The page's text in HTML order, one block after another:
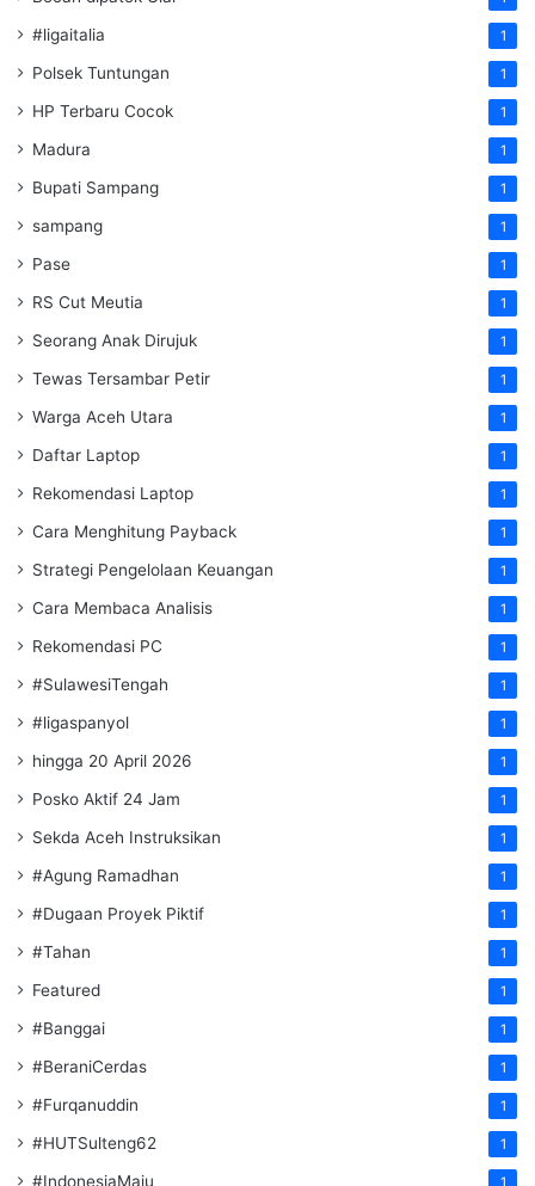
#ligaitalia 1
Polsek Tuntungan 1
HP Terbaru Cocok 1
Madura 1
Bupati Sampang 1
sampang 1
Pase 1
RS Cut Meutia 1
Seorang Anak Dirujuk 1
Tewas Tersambar Petir 1
Warga Aceh Utara 1
Daftar Laptop 1
Rekomendasi Laptop 1
Cara Menghitung Payback 1
Strategi Pengelolaan Keuangan 1
Cara Membaca Analisis 1
Rekomendasi PC 1
#SulawesiTengah 1
#ligaspanyol 1
hingga 20 April 2026 1
Posko Aktif 24 Jam 1
Sekda Aceh Instruksikan 1
#Agung Ramadhan 1
#Dugaan Proyek Piktif 1
#Tahan 1
Featured 1
#Banggai 1
#BeraniCerdas 1
#Furqanuddin 1
#HUTSulteng62 1
#IndonesiaMaju 1